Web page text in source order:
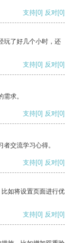
支持[0] 反对[0]
玩了好几个小时，还
支持[0] 反对[0]
求。
支持[0] 反对[0]
交流学习心得。
支持[0] 反对[0]
如将设置页面进行优
支持[0] 反对[0]